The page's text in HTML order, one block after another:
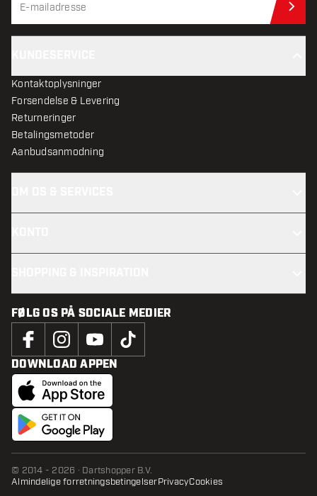
Kontaktoplysninger
Forsendelse & Levering
Returneringer
Betalingsmetoder
Aanbudsanmodning
FØLG OS PÅ SOCIALE MEDIER
DOWNLOAD APPEN
© 2014 - 2026 · Dartshopper B.V.
Almindelige forretningsbetingelserPrivacyCookies